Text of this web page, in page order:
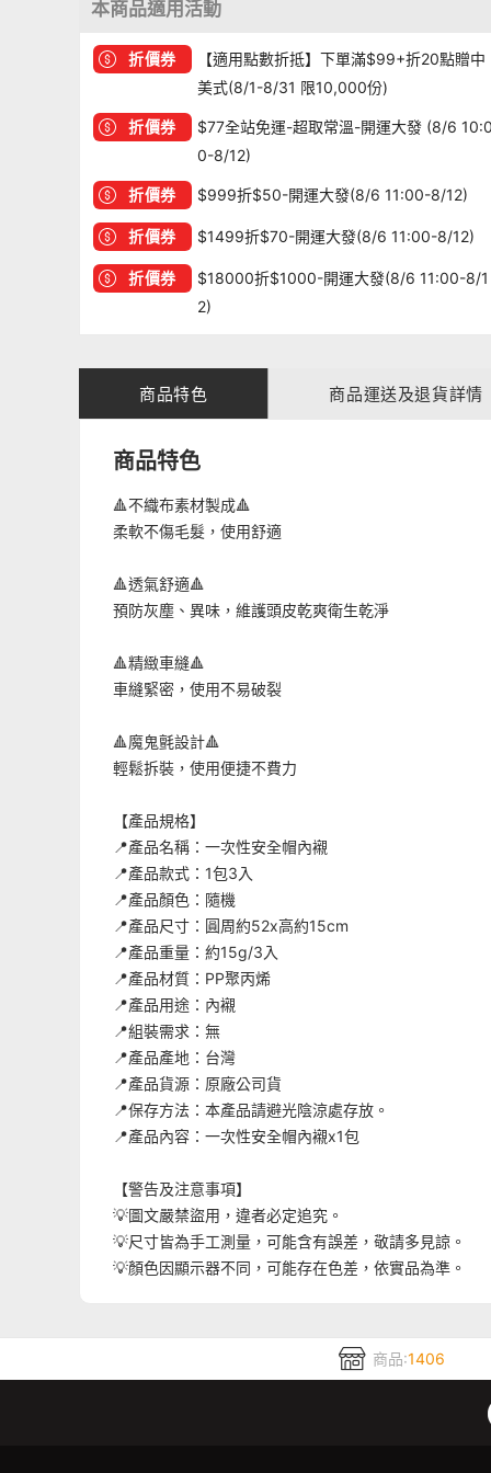
本商品適用活動
折價券
【適用點數折抵】下單滿$99+折20點贈中
美式(8/1-8/31 限10,000份)
折價券
$77全站免運-超取常溫-開運大發 (8/6
0-8/12)
折價券 $999折$50-開運大發(8/6 11:00-8/12)
折價券 $1499折$70-開運大發(8/6 11:00-8/12)
折價券
$18000折$1000-開運大發(8/6 11:00-8/1
2)
商品特色 商品運送及退貨詳情
商品特色
🔺不織布素材製成🔺
柔軟不傷毛髮，使用舒適
🔺透氣舒適🔺
預防灰塵、異味，維護頭皮乾爽衛生乾淨
🔺精緻車縫🔺
車縫緊密，使用不易破裂
🔺魔鬼氈設計🔺
輕鬆拆裝，使用便捷不費力
【產品規格】
📍產品名稱： 一次性安全帽內襯
📍產品款式： 1包3 入
📍產品顏色：隨機
📍產品尺寸：圓周約52x高約15cm
📍產品重量：約15g/3 入
📍產品材質： PP聚丙烯
📍產品用途：內襯
📍組裝需求：無
📍產品產地：台灣
📍產品貨源 ：原廠公司貨
📍保存方法：本產品請避光陰涼處存放。
📍產品內容： 一次性安全帽內襯x1包
【警告及注意事項】
💡圖文嚴禁盜用 ， 違者必定追究 。
💡尺寸皆為手工測量，可能含有誤差，敬請多見諒。
💡顏色因顯示器不同，可能存在色差，依實品為準。
商品:1406